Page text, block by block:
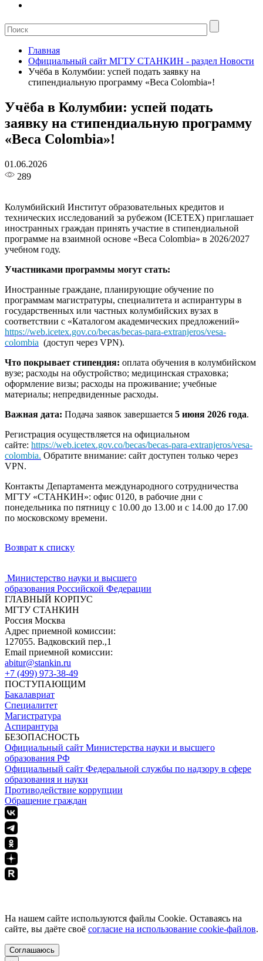
Главная
Официальный сайт МГТУ СТАНКИН - раздел Новости
Учёба в Колумбии: успей подать заявку на
стипендиальную программу «Веса Colombia»!
Учёба в Колумбии: успей подать
заявку на стипендиальную программу
«Веса Colombia»!
01.06.2026
289
Колумбийский Институт образовательных кредитов и
технических исследований за рубежом (ICETEX) приглашает
иностранных граждан принять участие в стипендиальной
программе на взаимной основе «Веса Colombia» в 2026/2027
учебном году.
Участниками программы могут стать:
Иностранные граждане, планирующие обучение по
программам магистратуры, специалитета и аспирантуры в
государственных или частных колумбийских вузах в
соответствии с «Каталогом академических предложений»
https://web.icetex.gov.co/becas/becas-para-extranjeros/vesa-
colombia (доступ через VPN).
Что покрывает стипендия: оплата обучения в колумбийском
вузе; расходы на обустройство; медицинская страховка;
оформление визы; расходы на проживание; учебные
материалы; непредвиденные расходы.
Важная дата: Подача заявок завершается 5 июня 2026 года.
Регистрация осуществляется на официальном
сайте: https://web.icetex.gov.co/becas/becas-para-extranjeros/vesa-
colombia. Обратите внимание: сайт доступен только через
VPN.
Контакты Департамента международного сотрудничества
МГТУ «СТАНКИН»: офис 0120, в рабочие дни с
понедельника по пятницу с 10.00 до 13.00 и с 14.00 до 17.00
по московскому времени.
Возврат к списку
Министерство науки и высшего
образования Российской Федерации
ГЛАВНЫЙ КОРПУС
МГТУ СТАНКИН
Россия Москва
Адрес приемной комиссии:
127055. Вадковский пер.,1
Email приемной комиссии:
abitur@stankin.ru
+7 (499) 973-38-49
ПОСТУПАЮЩИМ
Бакалавриат
Специалитет
Магистратура
Аспирантура
БЕЗОПАСНОСТЬ
Официальный сайт Министерства науки и высшего
образования РФ
Официальный сайт Федеральной службы по надзору в сфере
образования и науки
Противодействие коррупции
Обращение граждан
На нашем сайте используются файлы Cookie. Оставаясь на
сайте, вы даёте своё согласие на использование cookie-файлов.
Соглашаюсь